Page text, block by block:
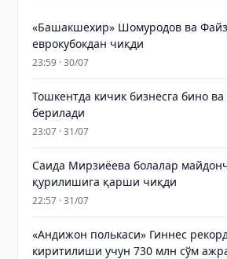
«Башакшехир» Шомуродов ва
еврокубокдан чиқди
23:59 · 30/07
Тошкентда кичик бизнесга бино ва
берилади
23:07 · 31/07
Саида Мирзиёева болалар
қурилишига қарши чиқди
22:57 · 31/07
«Андижон полькаси» Гиннес
киритилиши учун 730 млн сўм